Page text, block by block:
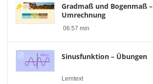
Gradmaß und Bogenmaß –
Umrechnung
06:57 min
Sinusfunktion – Übungen
Lerntext